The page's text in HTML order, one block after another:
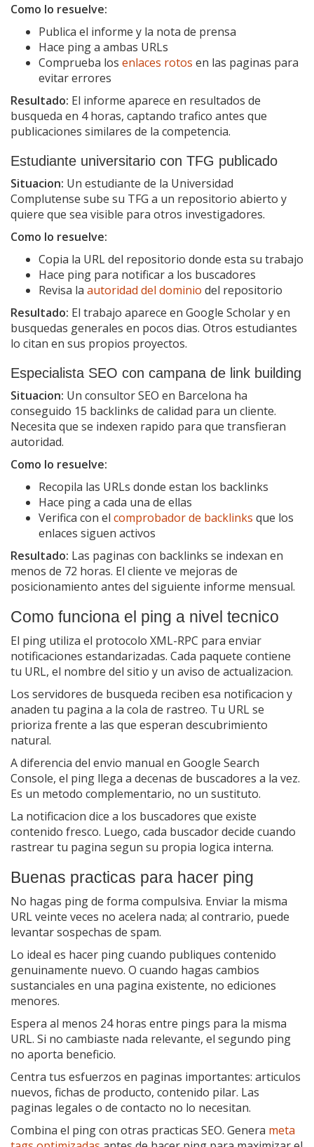
Como lo resuelve:
Publica el informe y la nota de prensa
Hace ping a ambas URLs
Comprueba los enlaces rotos en las paginas para
evitar errores
Resultado: El informe aparece en resultados de
busqueda en 4 horas, captando trafico antes que
publicaciones similares de la competencia.
Estudiante universitario con TFG publicado
Situacion: Un estudiante de la Universidad
Complutense sube su TFG a un repositorio abierto y
quiere que sea visible para otros investigadores.
Como lo resuelve:
Copia la URL del repositorio donde esta su trabajo
Hace ping para notificar a los buscadores
Revisa la autoridad del dominio del repositorio
Resultado: El trabajo aparece en Google Scholar y en
busquedas generales en pocos dias. Otros estudiantes
lo citan en sus propios proyectos.
Especialista SEO con campana de link building
Situacion: Un consultor SEO en Barcelona ha
conseguido 15 backlinks de calidad para un cliente.
Necesita que se indexen rapido para que transfieran
autoridad.
Como lo resuelve:
Recopila las URLs donde estan los backlinks
Hace ping a cada una de ellas
Verifica con el comprobador de backlinks que los
enlaces siguen activos
Resultado: Las paginas con backlinks se indexan en
menos de 72 horas. El cliente ve mejoras de
posicionamiento antes del siguiente informe mensual.
Como funciona el ping a nivel tecnico
El ping utiliza el protocolo XML-RPC para enviar
notificaciones estandarizadas. Cada paquete contiene
tu URL, el nombre del sitio y un aviso de actualizacion.
Los servidores de busqueda reciben esa notificacion y
anaden tu pagina a la cola de rastreo. Tu URL se
prioriza frente a las que esperan descubrimiento
natural.
A diferencia del envio manual en Google Search
Console, el ping llega a decenas de buscadores a la vez.
Es un metodo complementario, no un sustituto.
La notificacion dice a los buscadores que existe
contenido fresco. Luego, cada buscador decide cuando
rastrear tu pagina segun su propia logica interna.
Buenas practicas para hacer ping
No hagas ping de forma compulsiva. Enviar la misma
URL veinte veces no acelera nada; al contrario, puede
levantar sospechas de spam.
Lo ideal es hacer ping cuando publiques contenido
genuinamente nuevo. O cuando hagas cambios
sustanciales en una pagina existente, no ediciones
menores.
Espera al menos 24 horas entre pings para la misma
URL. Si no cambiaste nada relevante, el segundo ping
no aporta beneficio.
Centra tus esfuerzos en paginas importantes: articulos
nuevos, fichas de producto, contenido pilar. Las
paginas legales o de contacto no lo necesitan.
Combina el ping con otras practicas SEO. Genera meta